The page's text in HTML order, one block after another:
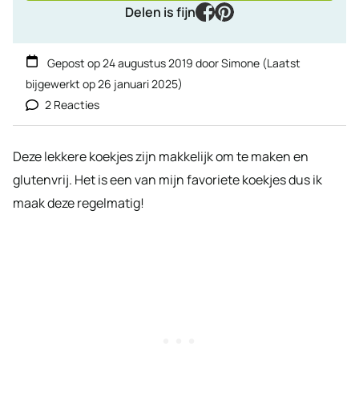
Delen is fijn
facebook
pinterest
Gepost op24 augustus 2019 doorSimone (Laatst
bijgewerkt op26 januari 2025)
2 Reacties
Deze lekkere koekjes zijn makkelijk om te maken en
glutenvrij. Het is een van mijn favoriete koekjes dus ik
maak deze regelmatig!